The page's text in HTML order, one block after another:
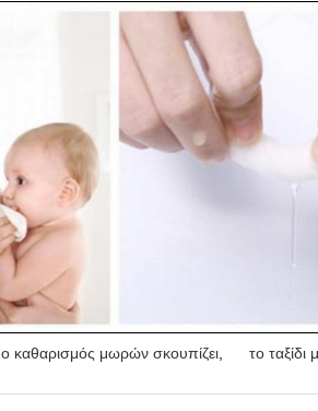
ο καθαρισμός μωρών σκουπίζει το